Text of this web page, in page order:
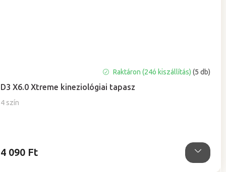
D3 X6.0 Xtreme kineziológiai tapasz
4 szín
átlagos
értékelése
Raktáron (24ó kiszállítás)(5 db)
4 090 Ft